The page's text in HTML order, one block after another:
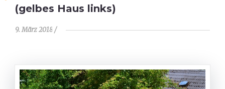
(gelbes Haus links)
9. März 2018